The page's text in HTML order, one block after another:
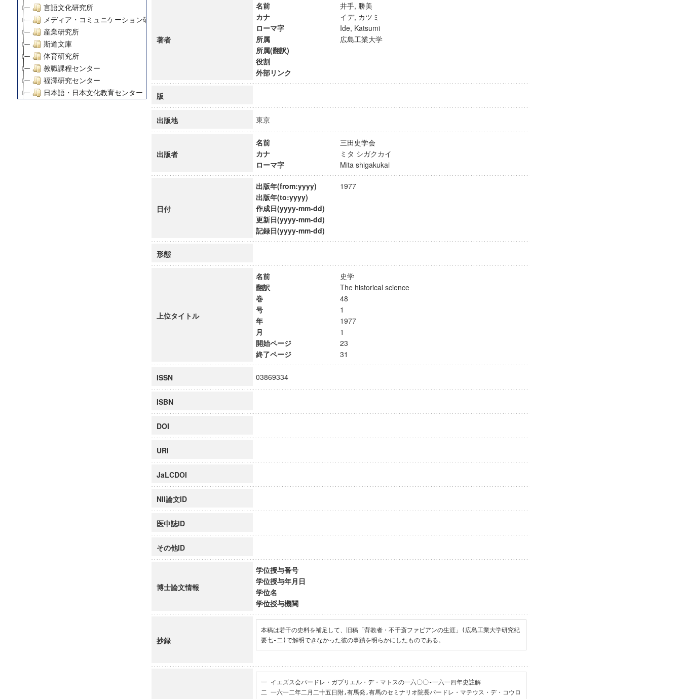
言語文化研究所
メディア・コミュニケーション研究所
産業研究所
斯道文庫
体育研究所
教職課程センター
福澤研究センター
日本語・日本文化教育センター
慶應義塾大学グローバルCOEプログラム市民社会ガバナンス教育研究センター
慶應義塾大学グローバルCOEプログラム論理と感性の先端的教育研究拠点
博士課程教育リーディングプログラム「超成熟社会発展のサイエンス」
著者
名前
井手, 勝美
カナ
イデ, カツミ
ローマ字
Ide, Katsumi
所属
広島工業大学
所属(翻訳)
役割
外部リンク
版
出版地 東京
出版者
名前
三田史学会
カナ
ミタ シガクカイ
ローマ字
Mita shigakukai
日付
出版年(from:yyyy)
1977
出版年(to:yyyy)
作成日(yyyy-mm-dd)
更新日(yyyy-mm-dd)
記録日(yyyy-mm-dd)
形態
上位タイトル
名前
史学
翻訳
The historical science
巻
48
号
1
年
1977
月
1
開始ページ
23
終了ページ
31
ISSN 03869334
ISBN
DOI
URI
JaLCDOI
NII論文ID
医中誌ID
その他ID
博士論文情報
学位授与番号
学位授与年月日
学位名
学位授与機関
抄録
本稿は若干の史料を補足して、旧稿「背教者・不千斎ファビアンの生涯」(広島工業大学研究紀
要七-二)で解明できなかった彼の事蹟を明らかにしたものである。
一 イエズス会パードレ・ガブリエル・デ・マトスの一六〇〇-一六一四年史註解
二 一六一二年二月二十五日附,有馬発,有馬のセミナリオ院長パードレ・マテウス・デ・コウロ